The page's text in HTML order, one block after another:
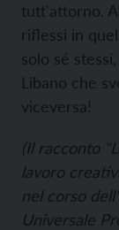
tutt'attorno.
riflessi in
solo sé
Libano che
viceversa!
(Il racconto
lavoro
nel corso
Universale